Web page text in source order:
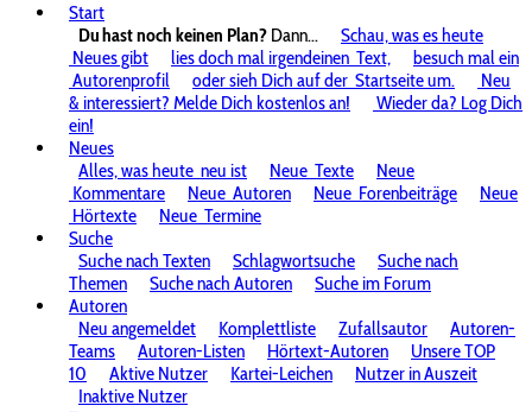
Start
Du hast noch keinen Plan? Dann...
Schau, was es heute
Neues gibt
lies doch mal irgendeinen Text,
besuch mal ein
Autorenprofil
oder sieh Dich auf der Startseite um.
Neu
& interessiert? Melde Dich kostenlos an!
Wieder da? Log Dich
ein!
Neues
Alles, was heute neu ist Neue Texte
Neue
Kommentare
Neue Autoren Neue Forenbeiträge
Neue
Hörtexte
Neue Termine
Suche
Suche nach Texten
Schlagwortsuche
Suche nach
Themen
Suche nach Autoren
Suche im Forum
Autoren
Neu angemeldet
Komplettliste Zufallsautor
Autoren-
Teams
Autoren-Listen Hörtext-Autoren
Unsere TOP
10
Aktive Nutzer Kartei-Leichen
Nutzer in Auszeit
Inaktive Nutzer